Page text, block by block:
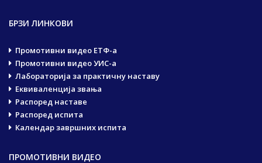
БРЗИ ЛИНКОВИ
Промотивни видео ЕТФ-а
Промотивни видео УИС-а
Лабораторија за практичну наставу
Еквиваленција звања
Распоред наставе
Распоред испита
Календар завршних испита
ПРОМОТИВНИ ВИДЕО